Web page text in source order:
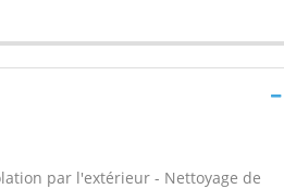
par l'extérieur - Nettoyage de